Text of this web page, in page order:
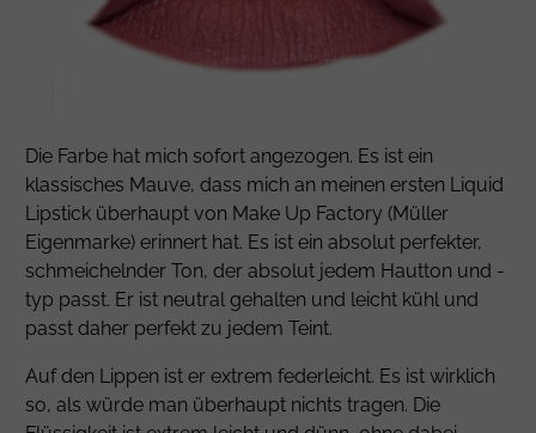
Die Farbe hat mich sofort angezogen. Es ist ein
klassisches Mauve, dass mich an meinen ersten Liquid
Lipstick überhaupt von Make Up Factory (Müller
Eigenmarke) erinnert hat. Es ist ein absolut perfekter,
schmeichelnder Ton, der absolut jedem Hautton und -
typ passt. Er ist neutral gehalten und leicht kühl und
passt daher perfekt zu jedem Teint.
Auf den Lippen ist er extrem federleicht. Es ist wirklich
so, als würde man überhaupt nichts tragen. Die